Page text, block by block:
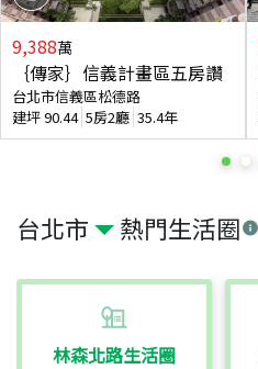
台北市 熱門生活圈
林森北路生活圈
9,388萬
｛傳家｝信義計畫區五房讚
台北市信義區松德路
建坪90.44 5房2廳 35.4年